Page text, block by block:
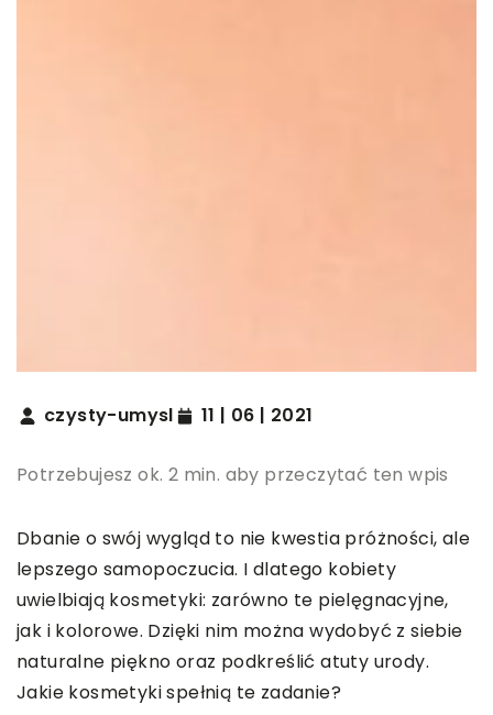
czysty-umysl 11 | 06 | 2021
Potrzebujesz ok. 2 min. aby przeczytać ten wpis
Dbanie o swój wygląd to nie kwestia próżności, ale
lepszego samopoczucia. I dlatego kobiety
uwielbiają kosmetyki: zarówno te pielęgnacyjne,
jak i kolorowe. Dzięki nim można wydobyć z siebie
naturalne piękno oraz podkreślić atuty urody.
Jakie kosmetyki spełnią te zadanie?